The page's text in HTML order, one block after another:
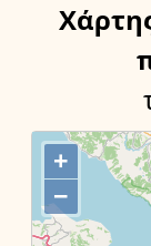
+
−